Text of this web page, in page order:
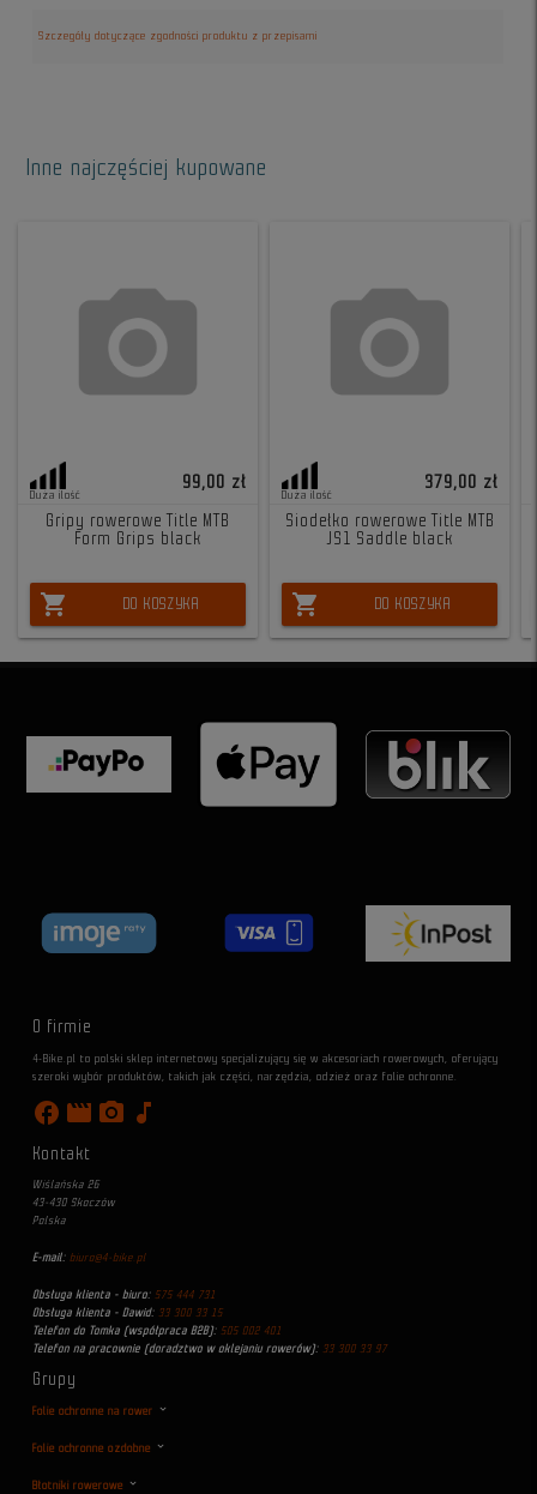
Szczegóły dotyczące zgodności produktu z przepisami
Inne najczęściej kupowane
Duża ilość
99,00 zł
Gripy rowerowe Title MTB
Form Grips black
shopping_cart DO KOSZYKA
Duża ilość
379,00 zł
Siodełko rowerowe Title MTB
JS1 Saddle black
shopping_cart DO KOSZYKA
O firmie
4-Bike.pl to polski sklep internetowy specjalizujący się w akcesoriach rowerowych, oferujący
szeroki wybór produktów, takich jak części, narzędzia, odzież oraz folie ochronne.
facebook movie photo_camera music_note
Kontakt
Wiślańska 26
43-430 Skoczów
Polska
E-mail: biuro@4-bike.pl
Obsługa klienta - biuro: 575 444 731
Obsługa klienta - Dawid: 33 300 33 15
Telefon do Tomka (współpraca B2B): 505 002 401
Telefon na pracownie (doradztwo w oklejaniu rowerów): 33 300 33 97
Grupy
Folie ochronne na rower
Folie ochronne ozdobne
Błotniki rowerowe